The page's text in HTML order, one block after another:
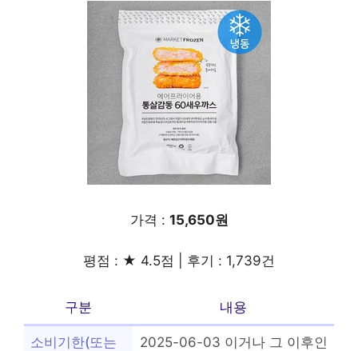
가격 : 15,650원
평점 : ★ 4.5점 | 후기 : 1,739건
구분 내용
소비기한(또는
2025-06-03 이거나 그 이후인